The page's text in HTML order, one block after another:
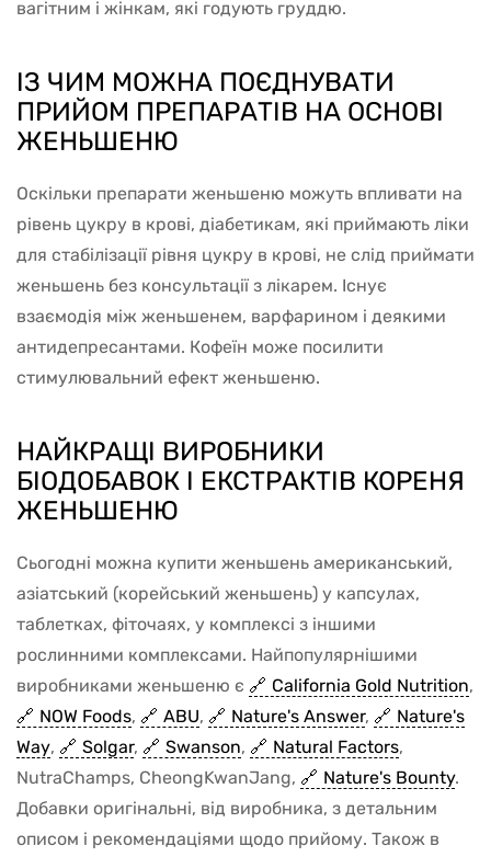
вагітним і жінкам, які годують груддю.
ІЗ ЧИМ МОЖНА ПОЄДНУВАТИ
ПРИЙОМ ПРЕПАРАТІВ НА ОСНОВІ
ЖЕНЬШЕНЮ
Оскільки препарати женьшеню можуть впливати на
рівень цукру в крові, діабетикам, які приймають ліки
для стабілізації рівня цукру в крові, не слід приймати
женьшень без консультації з лікарем. Існує
взаємодія між женьшенем, варфарином і деякими
антидепресантами. Кофеїн може посилити
стимулювальний ефект женьшеню.
НАЙКРАЩІ ВИРОБНИКИ
БІОДОБАВОК І ЕКСТРАКТІВ КОРЕНЯ
ЖЕНЬШЕНЮ
Сьогодні можна купити женьшень американський,
азіатський (корейський женьшень) у капсулах,
таблетках, фіточаях, у комплексі з іншими
рослинними комплексами. Найпопулярнішими
виробниками женьшеню є
California Gold Nutrition,
NOW Foods, ABU, Nature's Answer,
Nature's
Way, Solgar, Swanson, Natural Factors,
NutraChamps, CheongKwanJang,
Nature's Bounty.
Добавки оригінальні, від виробника, з детальним
описом і рекомендаціями щодо прийому. Також в